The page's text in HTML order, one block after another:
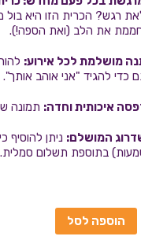
רגש? הכרית הזו היא
את הלב (ואת הספה!).
מושלמת לכל אירוע:
כדי להגיד "אני אוהב אותך".
איכותית וחדה: תמונה
המושלם: ניתן
בתוספת תשלום סמלית.
הוספה לסל